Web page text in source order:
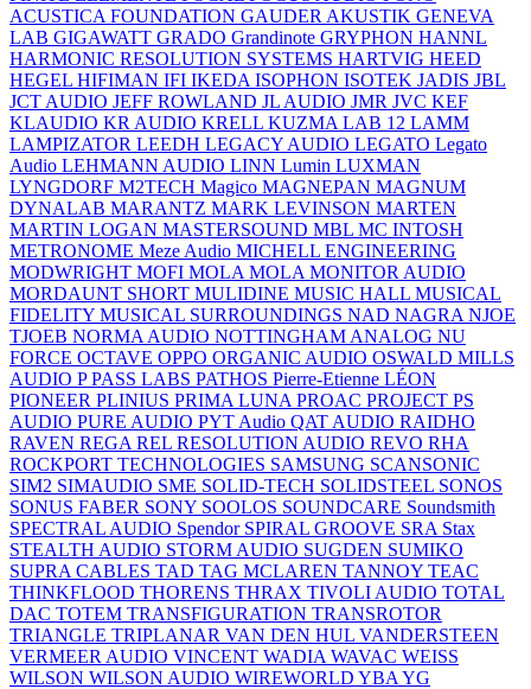
ACUSTICA FOUNDATION GAUDER AKUSTIK GENEVA
LAB GIGAWATT GRADO Grandinote GRYPHON HANNL
HARMONIC RESOLUTION SYSTEMS HARTVIG HEED
HEGEL HIFIMAN IFI IKEDA ISOPHON ISOTEK JADIS JBL
JCT AUDIO JEFF ROWLAND JL AUDIO JMR JVC KEF
KLAUDIO KR AUDIO KRELL KUZMA LAB 12 LAMM
LAMPIZATOR LEEDH LEGACY AUDIO LEGATO Legato
Audio LEHMANN AUDIO LINN Lumin LUXMAN
LYNGDORF M2TECH Magico MAGNEPAN MAGNUM
DYNALAB MARANTZ MARK LEVINSON MARTEN
MARTIN LOGAN MASTERSOUND MBL MC INTOSH
METRONOME Meze Audio MICHELL ENGINEERING
MODWRIGHT MOFI MOLA MOLA MONITOR AUDIO
MORDAUNT SHORT MULIDINE MUSIC HALL MUSICAL
FIDELITY MUSICAL SURROUNDINGS NAD NAGRA NJOE
TJOEB NORMA AUDIO NOTTINGHAM ANALOG NU
FORCE OCTAVE OPPO ORGANIC AUDIO OSWALD MILLS
AUDIO PPASS LABS PATHOS Pierre-Etienne LÉON
PIONEER PLINIUS PRIMA LUNA PROAC PROJECT PS
AUDIO PURE AUDIO PYT Audio QAT AUDIO RAIDHO
RAVEN REGA REL RESOLUTION AUDIO REVO RHA
ROCKPORT TECHNOLOGIES SAMSUNG SCANSONIC
SIM2 SIMAUDIO SME SOLID-TECH SOLIDSTEEL SONOS
SONUS FABER SONY SOOLOS SOUNDCARE Soundsmith
SPECTRAL AUDIO Spendor SPIRAL GROOVE SRA Stax
STEALTH AUDIO STORM AUDIO SUGDEN SUMIKO
SUPRA CABLES TAD TAG MCLAREN TANNOY TEAC
THINKFLOOD THORENS THRAX TIVOLI AUDIO TOTAL
DAC TOTEM TRANSFIGURATION TRANSROTOR
TRIANGLE TRIPLANAR VAN DEN HUL VANDERSTEEN
VERMEER AUDIO VINCENT WADIA WAVAC WEISS
WILSON WILSON AUDIO WIREWORLD YBA YG